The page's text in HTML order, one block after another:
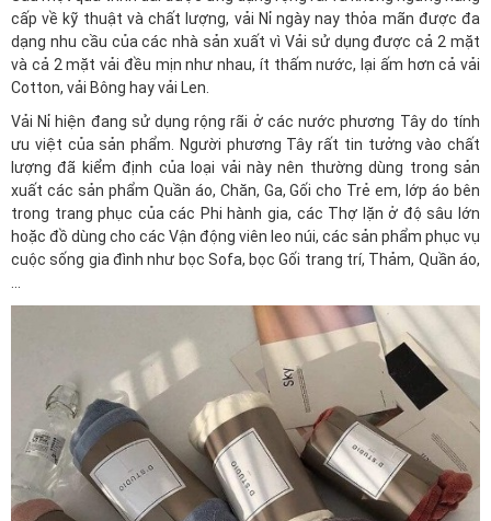
cấp về kỹ thuật và chất lượng, vải Nỉ ngày nay thỏa mãn được đa
dạng nhu cầu của các nhà sản xuất vì Vải sử dụng được cả 2 mặt
và cả 2 mặt vải đều mịn như nhau, ít thấm nước, lại ấm hơn cả vải
Cotton, vải Bông hay vải Len.
Vải Nỉ hiện đang sử dụng rộng rãi ở các nước phương Tây do tính
ưu việt của sản phẩm. Người phương Tây rất tin tưởng vào chất
lượng đã kiểm định của loại vải này nên thường dùng trong sản
xuất các sản phẩm Quần áo, Chăn, Ga, Gối cho Trẻ em, lớp áo bên
trong trang phục của các Phi hành gia, các Thợ lặn ở độ sâu lớn
hoặc đồ dùng cho các Vận động viên leo núi, các sản phẩm phục vụ
cuộc sống gia đình như bọc Sofa, bọc Gối trang trí, Thảm, Quần áo,